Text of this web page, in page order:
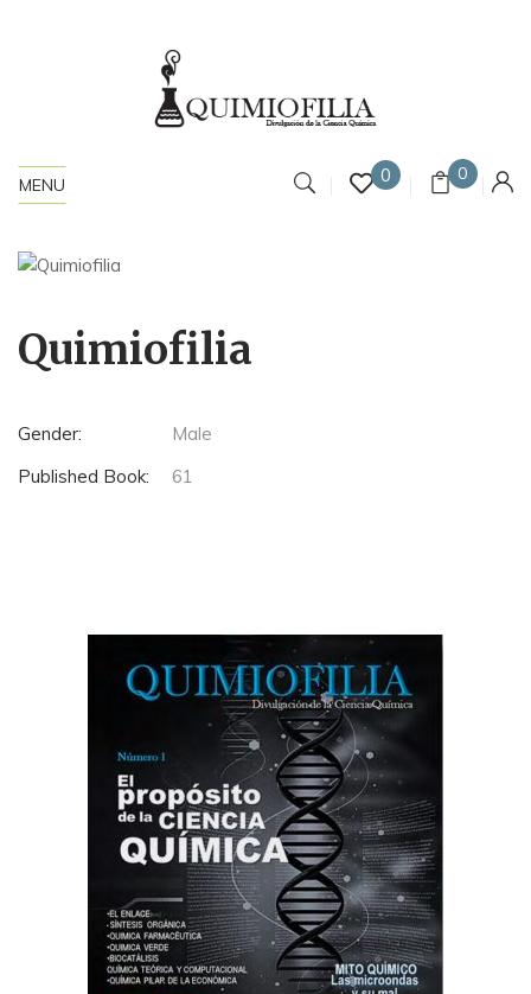
MENU 0 0
Quimiofilia
Gender:
Male
Published Book:
61